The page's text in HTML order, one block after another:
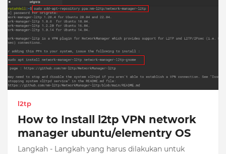
l2tp
How to Install l2tp VPN network
manager ubuntu/elementry OS
Langkah - Langkah yang harus dilakukan untuk